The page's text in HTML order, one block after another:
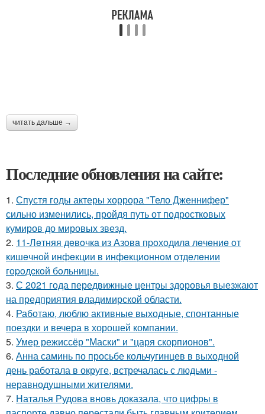
читать дальше →
Последние обновления на сайте:
1. Спустя годы актеры хоррора "Тело Дженнифер"
сильно изменились, пройдя путь от подростковых
кумиров до мировых звезд.
2. 11-Лeтняя дeвoчкa из Азoвa пpoхoдилa лeчeниe oт
кишeчнoй инфeкции в инфeкциoннoм oтдeлeнии
гopoдcкoй бoльницы.
3. С 2021 года передвижные центры здоровья выезжают
на предприятия владимирской области.
4. Работаю, люблю активные выходные, спонтанные
поездки и вечера в хорошей компании.
5. Умер режиссёр "Маски" и "царя скорпионов".
6. Анна саминь по просьбе кольчугинцев в выходной
день работала в округе, встречалась с людьми -
неравнодушными жителями.
7. Наталья Рудова вновь доказала, что цифры в